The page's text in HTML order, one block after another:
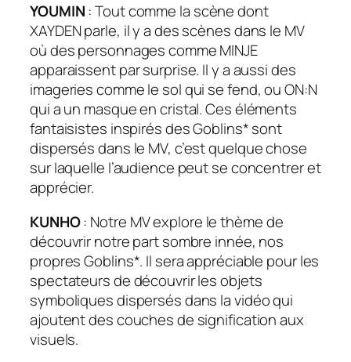
YOUMIN : Tout comme la scène dont
XAYDEN parle, il y a des scènes dans le MV
où des personnages comme MINJE
apparaissent par surprise. Il y a aussi des
imageries comme le sol qui se fend, ou ON:N
qui a un masque en cristal. Ces éléments
fantaisistes inspirés des Goblins* sont
dispersés dans le MV, c’est quelque chose
sur laquelle l’audience peut se concentrer et
apprécier.
KUNHO: Notre MV explore le thème de
découvrir notre part sombre innée, nos
propres Goblins*. Il sera appréciable pour les
spectateurs de découvrir les objets
symboliques dispersés dans la vidéo qui
ajoutent des couches de signification aux
visuels.